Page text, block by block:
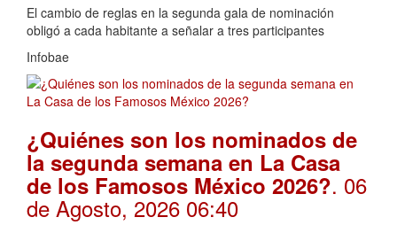
El cambio de reglas en la segunda gala de nominación
obligó a cada habitante a señalar a tres participantes
Infobae
¿Quiénes son los nominados de
la segunda semana en La Casa
de los Famosos México 2026?. 06
de Agosto, 2026 06:40